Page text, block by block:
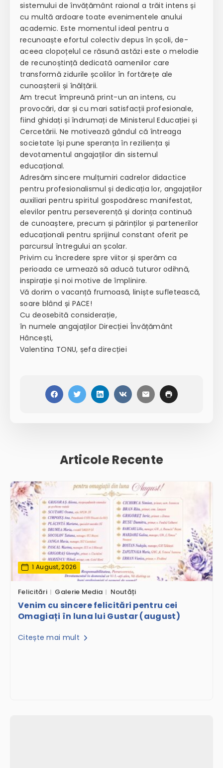
sistemului de învățământ raional a trăit intens și
cu multă ardoare toate evenimentele anului
academic. Este momentul ideal pentru a
recunoaște efortul colectiv depus în școli, de-
aceea clopoțelul ce răsună astăzi este o melodie
de recunoștință dedicată oamenilor care
transformă zidurile școlilor în fortărețe ale
cunoașterii și înălțării.
Am trecut împreună print-un an intens, cu
provocări, dar și cu mari satisfacții profesionale,
fiind ghidați și îndrumați de Ministerul Educației și
Cercetării. Ne motivează gândul că întreaga
societate își pune speranța în reziliența și
devotamentul angajaților din sistemul
educațional.
Adresăm sincere mulțumiri cadrelor didactice
pentru profesionalismul și dedicația lor, angajaților
auxiliari pentru spiritul gospodăresc manifestat,
elevilor pentru perseverență și dorința continuă
de cunoaștere, precum și părinților și partenerilor
educaționali pentru sprijinul constant oferit pe
parcursul întregului an școlar.
Privim cu încredere spre viitor și sperăm ca
perioada ce urmează să aducă tuturor odihnă,
inspirație și noi motive de împlinire.
Vă dorim o vacanță frumoasă, liniște sufletească,
soare blând și PACE!
Cu deosebită considerație,
în numele angajaților Direcției Învățământ
Hâncești,
Valentina TONU, șefa direcției
Articole Recente
1 August, 2026
Felicitări Galerie Media Noutăți
Venim cu sincere felicitări pentru cei
Omagiați în luna lui Gustar (august)
Citește mai mult